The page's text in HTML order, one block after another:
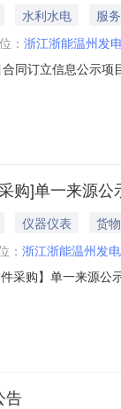
水利水电
服务
： 浙江浙能温州发
同订立信息公示
（包）名称：浙
购]单一来源公
仪器仪表
货物
： 浙江浙能温州发
采购】单一来源
13%2026-10-31
告